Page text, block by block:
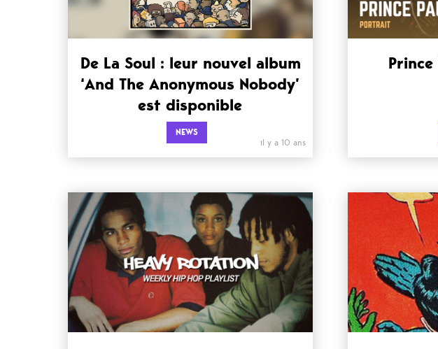
De La Soul : leur nouvel album
‘And The Anonymous Nobody’
est disponible
NEWS
il y a 10 ans